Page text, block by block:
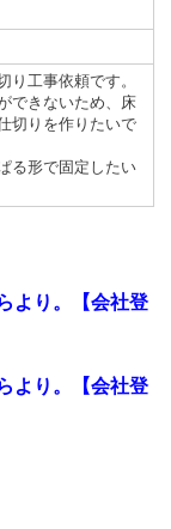
り工事依頼です。
できないため、床
切りを作りたいで
る形で固定したい
より。【会社登
より。
【会社登